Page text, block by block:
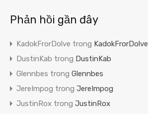
Phản hồi gần đây
KadokFrorDolve trong KadokFrorDolve
DustinKab trong DustinKab
Glennbes trong Glennbes
JereImpog trong JereImpog
JustinRox trong JustinRox